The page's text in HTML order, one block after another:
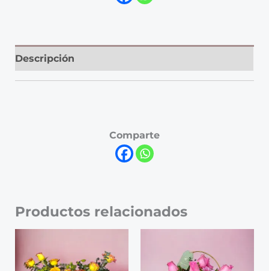
Descripción
Comparte
Productos relacionados